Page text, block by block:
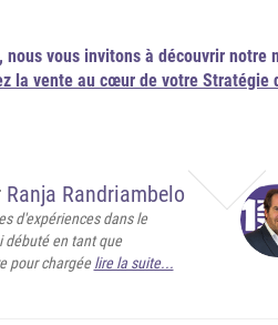
vous invitons à découvrir notre
la vente au cœur de votre Stratégie
Ranja Randriambelo
d'expériences dans le
débuté en tant que
pour chargéelire la suite...